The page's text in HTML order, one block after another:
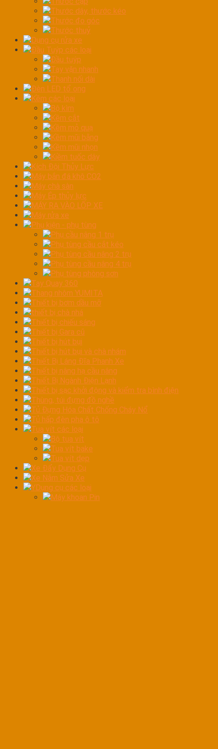
Thước dây, thước kéo
Thước đo góc
Thước thuỷ
Dụng cụ rửa xe
Đầu Tuýp các loại
Đầu tuýp
Tay vặn nhanh
Thanh nối dài
Đèn LED tổ ong
Kềm các loại
Bộ kìm
Kềm cắt
Kềm mỏ quạ
Kềm mũi bằng
Kềm mũi nhọn
Kiềm tuốc dây
Kích Đội Thủy Lực
Máy bắn đá khô CO2
Máy chà sàn
Máy Ép thủy lực
MÁY RA VÀO LỐP XE
Máy rửa xe
Phụ kiện - phụ tùng
Phụ cầu nâng 1 trụ
Phụ tùng cầu cắt kéo
Phụ tùng cầu nâng 2 trụ
Phụ tùng cầu nâng 4 trụ
Phụ tùng phòng sơn
Tay Quay 360
Thang nhôm YUMITA
Thiết bị bơm dầu mỡ
thiết bị chà nhá
Thiết bị chiếu sáng
Thiết bị Gara cũ
Thiết bị hút bụi
Thiết bị hút bụi và chà nhám
Thiết Bị Láng Đĩa Phanh Xe
Thiết bị nâng hạ cầu nâng
Thiết Bị Ngành Điện Lạnh
Thiết bị sạc khởi động và kiểm tra bình điện
Thùng, túi đựng đồ nghề
Tủ Đựng Hóa Chất Chống Cháy Nổ
Tủ hấp đèn pha ô tô
Tua vít các loại
Bộ tua vít
Tua vít bake
Tua vít dẹp
Xe Đẩy Dụng Cụ
Xe Nằm Sửa Xe
YDụng cụ các loại
Máy khoan Pin